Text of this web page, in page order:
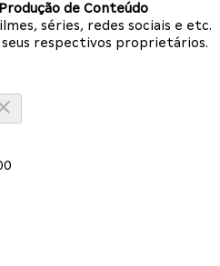
de Conteúdo
séries, redes sociais e etc.
respectivos proprietários.